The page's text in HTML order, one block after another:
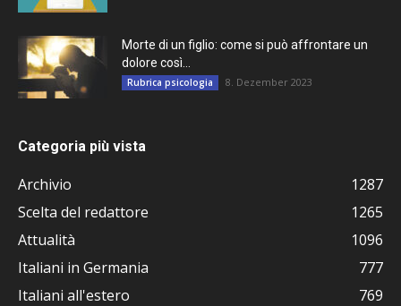
Morte di un figlio: come si può affrontare un
dolore così...
Rubrica psicologia 8. Dezember 2023
Categoria più vista
Archivio
1287
Scelta del redattore
1265
Attualità
1096
Italiani in Germania
777
Italiani all'estero
769